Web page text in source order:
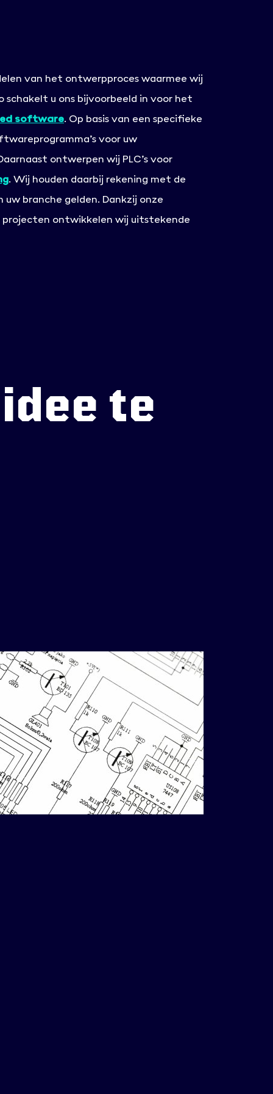
van het ontwerpproces waarmee wij
schakelt u ons bijvoorbeeld in voor het
software. Op basis van een specifieke
voor uw
ontwerpen wij PLC’s voor
. Wij houden daarbij rekening met de
uw branche gelden. Dankzij onze
projecten ontwikkelen wij uitstekende
te